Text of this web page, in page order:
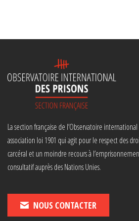
La section française de l’Observatoire
association loi 1901 qui agit pour le respect des
carcéral et un moindre recours à
consultatif auprès des Nations Unies.
NOUS CONTACTER